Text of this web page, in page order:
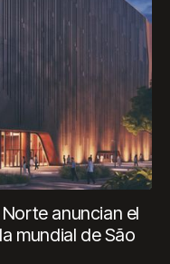
anuncian el
mundial de São